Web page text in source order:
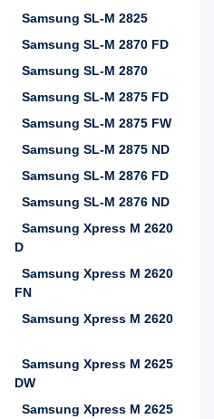
Samsung SL-M 2825
Samsung SL-M 2870 FD
Samsung SL-M 2870
Samsung SL-M 2875 FD
Samsung SL-M 2875 FW
Samsung SL-M 2875 ND
Samsung SL-M 2876 FD
Samsung SL-M 2876 ND
Samsung Xpress M 2620
D
Samsung Xpress M 2620
FN
Samsung Xpress M 2620
Samsung Xpress M 2625
DW
Samsung Xpress M 2625